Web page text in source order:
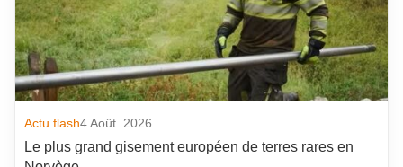
Actu flash4 Août. 2026
Le plus grand gisement européen de terres rares en